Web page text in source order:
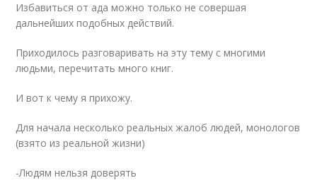
Избавиться от ада можно только не совершая
дальнейших подобных действий.
Приходилось разговаривать на эту тему с многими
людьми, перечитать много книг.
И вот к чему я прихожу.
Для начала несколько реальных жалоб людей, монологов
(взято из реальной жизни)
-Людям нельзя доверять